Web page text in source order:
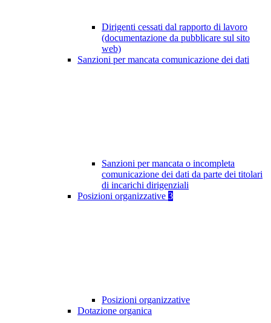
Dirigenti cessati dal rapporto di lavoro
(documentazione da pubblicare sul sito
web)
Sanzioni per mancata comunicazione dei dati
Sanzioni per mancata o incompleta
comunicazione dei dati da parte dei titolari
di incarichi dirigenziali
Posizioni organizzative 3
Posizioni organizzative
Dotazione organica